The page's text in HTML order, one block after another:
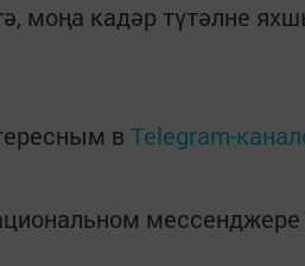
моңа кадәр түтәлне
в Telegram-